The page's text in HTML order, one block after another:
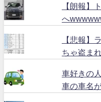
【朗報】
へ
【悲報】
ちゃ盗ま
車好きの
車の車名